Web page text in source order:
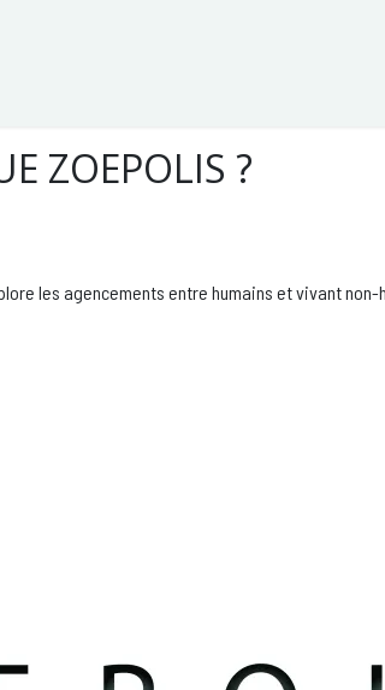
ZOEPOLIS ?
les agencements entre humains et vivant non-